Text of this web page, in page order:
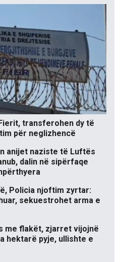
transferohen dy të
për neglizhencë
anijet naziste të Luftës
dalin në sipërfaqe
Policia njoftim zyrtar:
sekuestrohet arma e
me flakët, zjarret vijojnë
hektarë pyje, ullishte e